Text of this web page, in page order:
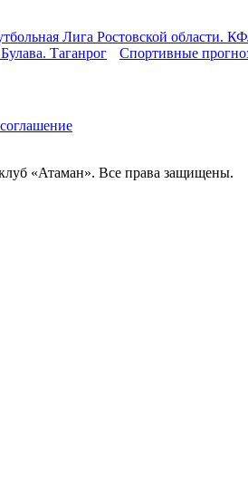
Лига Ростовской области.
Таганрог
Спортивные
«Атаман». Все права защищены.